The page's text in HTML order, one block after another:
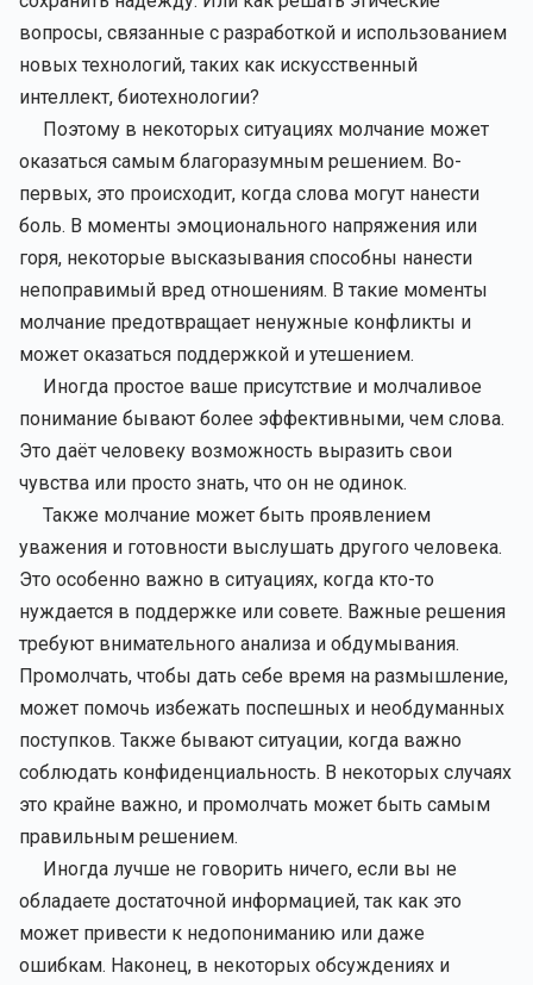
вопросы, связанные с разработкой и использованием
новых технологий, таких как искусственный
интеллект, биотехнологии?
Поэтому в некоторых ситуациях молчание может
оказаться самым благоразумным решением. Во-
первых, это происходит, когда слова могут нанести
боль. В моменты эмоционального напряжения или
горя, некоторые высказывания способны нанести
непоправимый вред отношениям. В такие моменты
молчание предотвращает ненужные конфликты и
может оказаться поддержкой и утешением.
Иногда простое ваше присутствие и молчаливое
понимание бывают более эффективными, чем слова.
Это даёт человеку возможность выразить свои
чувства или просто знать, что он не одинок.
Также молчание может быть проявлением
уважения и готовности выслушать другого человека.
Это особенно важно в ситуациях, когда кто-то
нуждается в поддержке или совете. Важные решения
требуют внимательного анализа и обдумывания.
Промолчать, чтобы дать себе время на размышление,
может помочь избежать поспешных и необдуманных
поступков. Также бывают ситуации, когда важно
соблюдать конфиденциальность. В некоторых случаях
это крайне важно, и промолчать может быть самым
правильным решением.
Иногда лучше не говорить ничего, если вы не
обладаете достаточной информацией, так как это
может привести к недопониманию или даже
ошибкам. Наконец, в некоторых обсуждениях и